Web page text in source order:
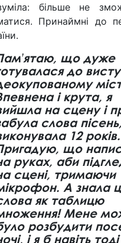
більше не
Принаймні до
що дуже
до
і крута, я
на сцену і
слова пісень,
12 років.
що
руках, аби
сцені, тримаючи
А знала
як таблицю
Мене
розбудити
і я б навіть тоді